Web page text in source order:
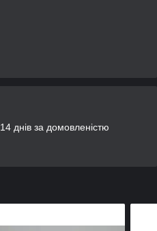
днів за домовленістю